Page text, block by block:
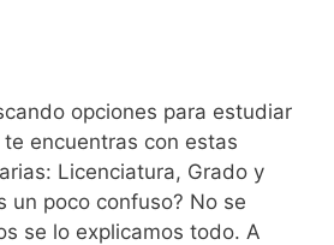
opciones para estudiar
encuentras con estas
Licenciatura, Grado y
un poco confuso? No se
se lo explicamos todo. A